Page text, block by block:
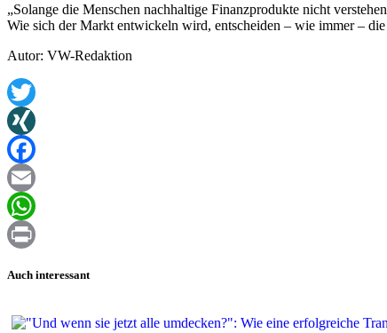
„Solange die Menschen nachhaltige Finanzprodukte nicht
Wie sich der Markt entwickeln wird, entscheiden – wie immer –
Autor: VW-Redaktion
Twitter
XING
Facebook
Email
WhatsApp
Auch interessant